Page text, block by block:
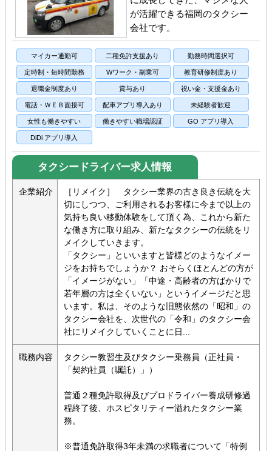
が活躍できる福岡のタクシー
会社です。
マイカー通勤可 二種免許支援あり 勤務時間選択可
定時制・短時間勤務 Wワーク・副業可 教育研修制度あり
退職金制度あり 賞与あり 祝い金・支援金あり
電話・ＷＥＢ面接可 配車アプリ導入あり 未経験者歓迎
女性も働きやすい 働きやすい職場認証 GO アプリ導入
DiDi アプリ導入
タクシードライバー求人情報
企業紹介
［リメイク］ タクシー業界の古き良き伝統を大
切にしつつ、ご利用されるお客様に今まで以上の
気持ち良い移動体験をして頂く為、これから新た
な働き方に取り組み、新たなタクシーの伝統をリ
メイクしていきます。
「タクシー」といいますと皆様どのようなイメー
ジをお持ちでしょうか？ おそらくほとんどの方が
「イメージがない」「中途・高齢者の方ばかりで
若年層の方は全くいない」というイメージだと思
います。私は、そのような旧態依然の「昭和」の
タクシー会社を、次世代の「令和」のタクシー会
社にリメイクしていくことに日...
職務内容
タクシー教習生及びタクシー乗務員（正社員・
「契約社員（嘱託）」）
普通２種免許取得及びプロドライバー養成研修過
程終了後、ホスピタリティー溢れたタクシー業
務。
※普通免許取得3年未満の求職者について「特例